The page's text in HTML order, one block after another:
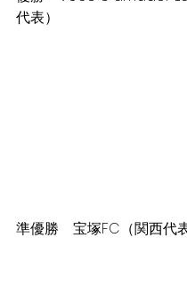
代表）
準優勝　宝塚FC（関西代表